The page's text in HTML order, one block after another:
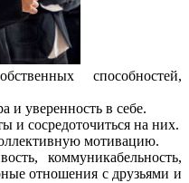
способностей,
и уверенность в себе.
и сосредоточиться на них.
мотивацию.
коммуникабельность,
отношения с друзьями и